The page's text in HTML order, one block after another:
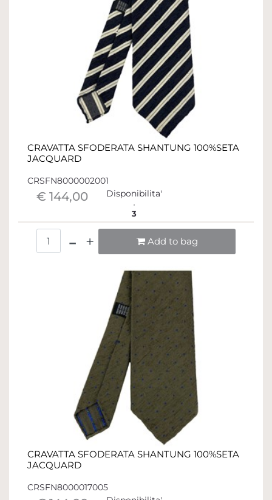
CRAVATTA SFODERATA SHANTUNG 100%SETA
JACQUARD
CRSFN8000002001
€ 144,00 Disponibilita'
3
Add to bag
CRAVATTA SFODERATA SHANTUNG 100%SETA
JACQUARD
CRSFN8000017005